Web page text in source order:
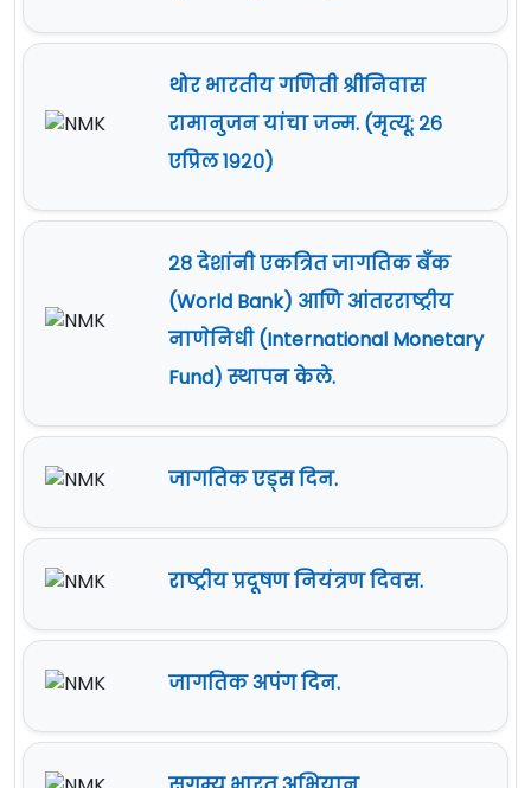
थोर भारतीय गणिती श्रीनिवास
रामानुजन यांचा जन्म. (मृत्यू: २६
एप्रिल १९२०)
२८ देशांनी एकत्रित जागतिक बँक
(World Bank) आणि आंतरराष्ट्रीय
नाणेनिधी (International Monetary
Fund) स्थापन केले.
जागतिक एड्स दिन.
राष्ट्रीय प्रदूषण नियंत्रण दिवस.
जागतिक अपंग दिन.